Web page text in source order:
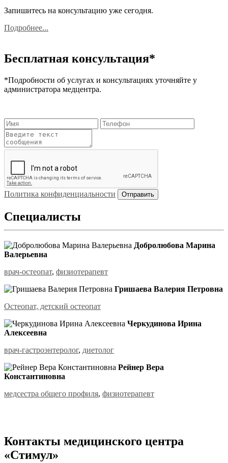
Запишитесь на консультацию уже сегодня.
Подробнее...
Бесплатная консультация*
*Подробности об услугах и консультациях уточняйте у
администратора медцентра.
Политика конфиденциальности
Специалисты
Добролюбова Марина
Валерьевна
врач-остеопат, физиотерапевт
Гришаева Валерия Петровна
Остеопат, детский остеопат
Черкудинова Ирина
Алексеевна
врач-гастроэнтеролог, диетолог
Рейнер Вера
Константиновна
медсестра общего профиля, физиотерапевт
Контакты медицинского центра
«Стимул»